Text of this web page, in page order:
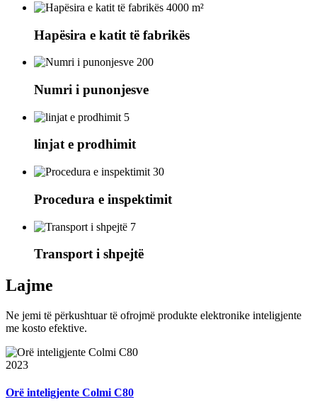
4000 m²
Hapësira e katit të fabrikës
200
Numri i punonjesve
5
linjat e prodhimit
30
Procedura e inspektimit
7
Transport i shpejtë
Lajme
Ne jemi të përkushtuar të ofrojmë produkte elektronike inteligjente
me kosto efektive.
2023
Orë inteligjente Colmi C80